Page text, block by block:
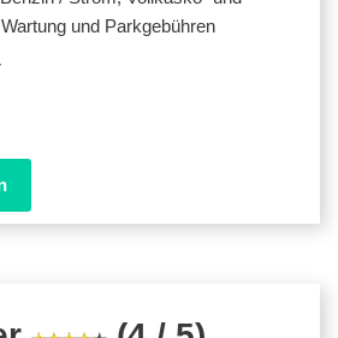
und Parkgebühren